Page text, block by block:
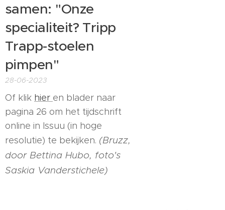
samen: "Onze
specialiteit? Tripp
Trapp-stoelen
pimpen"
28-06-2023
Of klik hier en blader naar
pagina 26 om het tijdschrift
online in Issuu (in hoge
resolutie) te bekijken. (Bruzz,
door Bettina Hubo, foto's
Saskia Vanderstichele)